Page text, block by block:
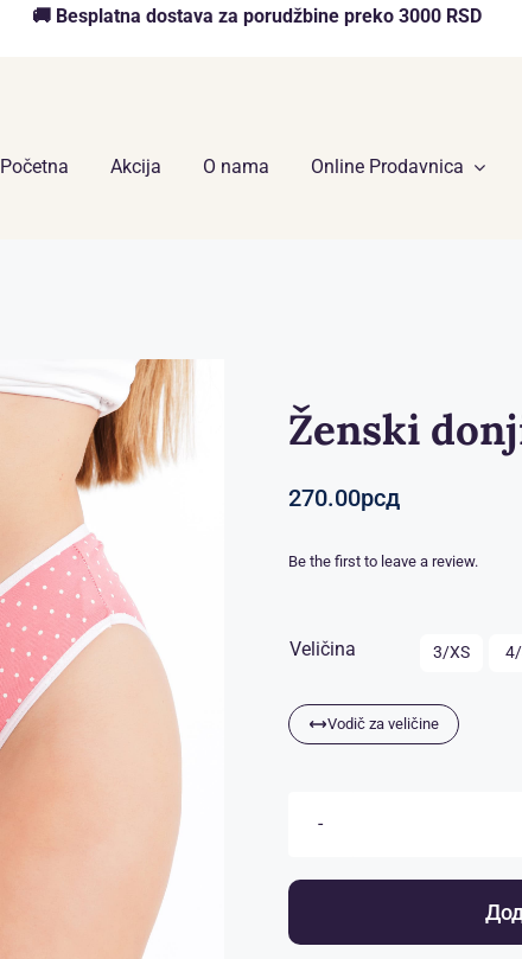
🚚 Besplatna dostava za porudžbine preko 3000 RSD
Početna Akcija O nama Online Prodavnica
Ženski
270.00рсд
Be the first to leave a review.
Veličina 3/XS
Vodič za veličine